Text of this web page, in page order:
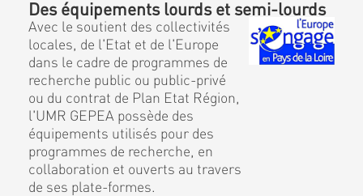
Des équipements lourds et semi-lourds
Avec le soutient des collectivités
locales, de l'Etat et de l'Europe
dans le cadre de programmes de
recherche public ou public-privé
ou du contrat de Plan Etat Région,
l'UMR GEPEA possède des
équipements utilisés pour des
programmes de recherche, en
collaboration et ouverts au travers
de ses plate-formes.